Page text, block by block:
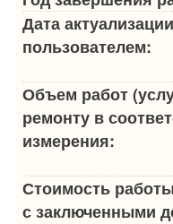
Дата
пользователем:
Объем работ
ремонту в
измерения:
Стоимость
с заключенными